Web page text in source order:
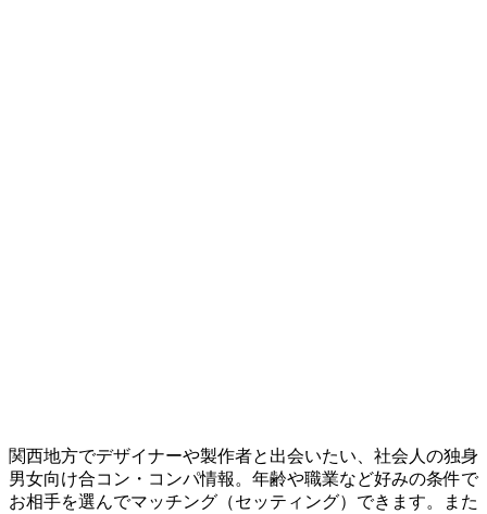
関西地方でデザイナーや製作者と出会いたい、社会人の独身
男女向け合コン・コンパ情報。年齢や職業など好みの条件で
お相手を選んでマッチング（セッティング）できます。また